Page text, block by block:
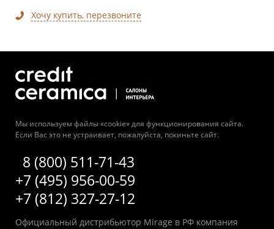
Хочу купить, перезвоните
Мы используем файлы «cookie» для функционирования сайта.
Если Вас это не устраивает, пожалуйста, покиньте сайт.
8 (800) 511-71-43
+7 (495) 956-00-59
+7 (812) 327-27-12
Официальный дистрибьютор Mirage в РФ компания